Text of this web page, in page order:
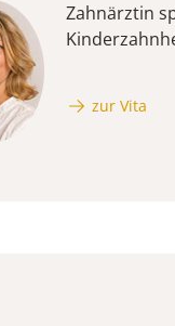
Zahnärztin
zur Vita